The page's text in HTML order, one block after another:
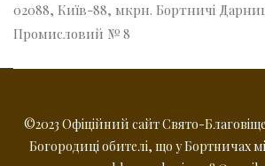
02088, Київ-88, мкрн. Бортничі
Промисловий № 8
©2023 Офіційний сайт Свято-
Богородиці обителі, що у Бортничах